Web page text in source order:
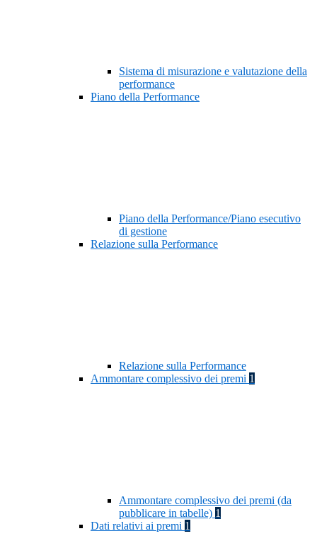
Sistema di misurazione e valutazione della
performance
Piano della Performance
Piano della Performance/Piano esecutivo
di gestione
Relazione sulla Performance
Relazione sulla Performance
Ammontare complessivo dei premi 1
Ammontare complessivo dei premi (da
pubblicare in tabelle) 1
Dati relativi ai premi 1